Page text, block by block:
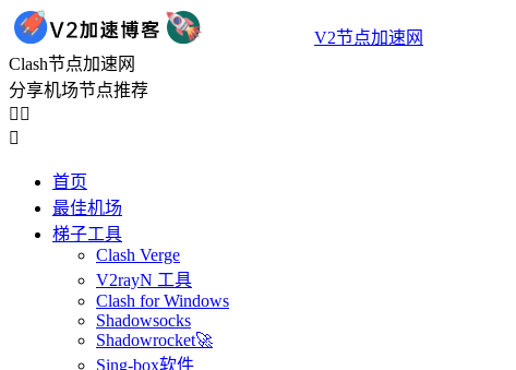
V2节点加速网
Clash节点加速网
分享机场节点推荐
 

首页
最佳机场
梯子工具
Clash Verge
V2rayN 工具
Clash for Windows
Shadowsocks
Shadowrocket🚀
Sing-box软件